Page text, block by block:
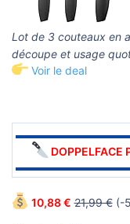
Lot de 3 couteaux en
découpe et usage
Voir le deal
10,88 € 21,99 €(-